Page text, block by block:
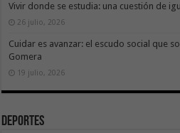
Vivir donde se estudia: una cuestión de
26 julio, 2026
Cuidar es avanzar: el escudo social que
Gomera
19 julio, 2026
Deportes